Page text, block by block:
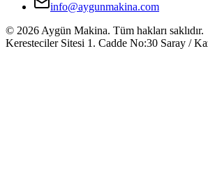
info@aygunmakina.com
© 2026Aygün Makina. Tüm hakları saklıdır.
Keresteciler Sitesi 1. Cadde No:30 Saray /